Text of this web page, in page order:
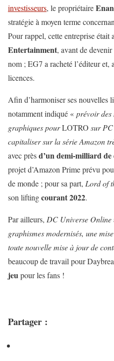
investisseurs, le propriétaire
stratégie à moyen terme
Pour rappel, cette entreprise était
Entertainment, avant de
nom ; EG7 a racheté l’éditeur et,
licences.
Afin d’harmoniser ses nouvelles
notamment indiqué « prévoir des
graphiques pourLOTRO sur
capitaliser sur la série Amazon
avec prèsd’un demi-milliard
projet d’Amazon Prime prévu
de monde ; pour sa part, Lord of
son liftingcourant 2022.
Par ailleurs, DC Universe Online
graphismes modernisés, une
toute nouvelle mise à jour de
beaucoup de travail pour
jeupour les fans !
Partager :